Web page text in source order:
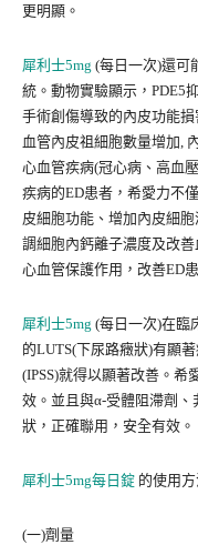
更明顯。
犀利士5mg (每日一次)還可
統。動物實驗顯示，PDE5
手術創傷導致的內皮功能
血管內皮祖細胞數量增加,
心血管疾病(冠心病、高血
疾病的ED患者，希愛力不
皮細胞功能、增加內皮細
調細胞內鈣離子濃度及改
心血管保護作用，改善ED
犀利士5mg (每日一次)在臨
的LUTS(下尿路癥狀)有顯
(IPSS)就得以顯著改善。希
效。並且與α-受體阻滯劑、
狀，正確聯用，安全有效。
犀利士5mg每日錠 的使用方
(一)劑量